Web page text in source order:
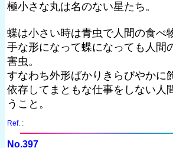
極小さな丸は名のない星たち。
蝶は小さい時は青虫で人間の食べ
手な形になって蝶になっても人間
害虫。
すなわち外形ばかりきらびやかに
依存してまともな仕事をしない人
うこと。
Ref. :
No.397